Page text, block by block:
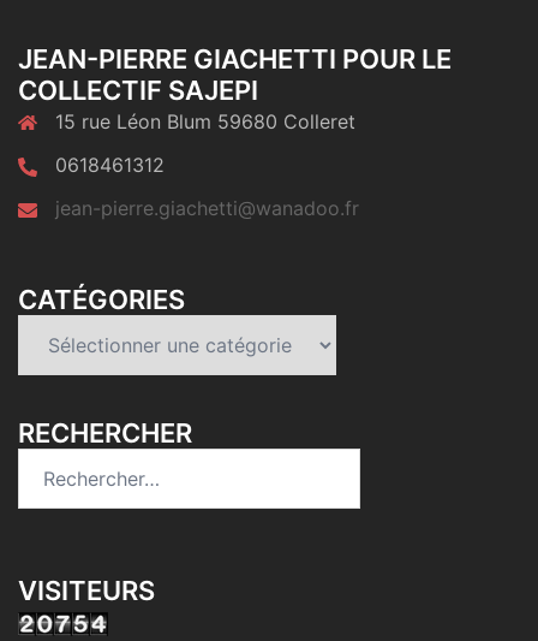
JEAN-PIERRE GIACHETTI POUR LE
COLLECTIF SAJEPI
15 rue Léon Blum 59680 Colleret
0618461312
jean-pierre.giachetti@wanadoo.fr
CATÉGORIES
RECHERCHER
VISITEURS